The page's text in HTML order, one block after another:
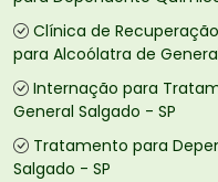
Clínica de
para Alcoólatra de
Internação para
General Salgado - SP
Tratamento para
Salgado - SP